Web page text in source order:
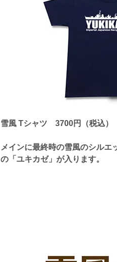
雪風 Tシャツ 3700円（税込）
メインに最終時の雪風のシルエ
の「ユキカゼ」が入ります。